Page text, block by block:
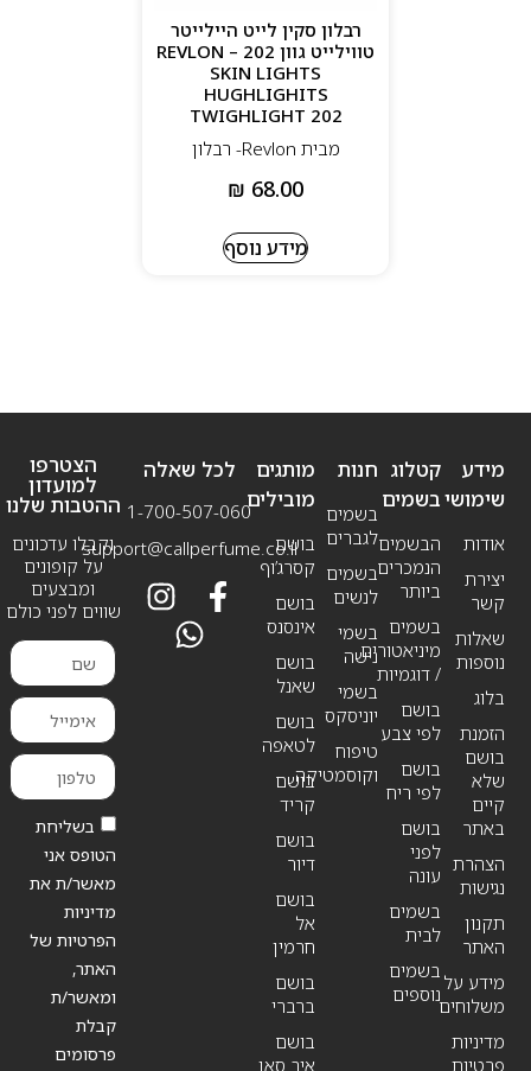
רבלון סקין לייט היילייטר
טווילייט גוון 202 – REVLON
SKIN LIGHTS
HUGHLIGHITS
TWIGHLIGHT 202
מבית Revlon- רבלון
₪ 68.00
מידע נוסף
מידע
שימושי
אודות
יצירת
קשר
שאלות
נוספות
בלוג
הזמנת
בושם
שלא
קיים
באתר
הצהרת
נגישות
תקנון
האתר
מידע על
משלוחים
מדיניות
פרטיות
חנות
בשמים
לגברים
בשמים
לנשים
בשמי
נישה
בשמי
יוניסקס
טיפוח
וקוסמטיקה
קטלוג
בשמים
הבשמים
הנמכרים
ביותר
בשמים
מיניאטורים
/ דוגמיות
בושם
לפי צבע
בושם
לפי ריח
בושם
לפני
עונה
בשמים
לבית
בשמים
נוספים
מותגים
מובילים
בושם
קסרג’וף
בושם
אינסנס
בושם
שאנל
בושם
לטאפה
בושם
קריד
בושם
דיור
בושם
אל
חרמין
בושם
ברברי
בושם
איב סאן
לכל שאלה
1-700-507-060
support@callperfume.co.il
הצטרפו
למועדון
ההטבות שלנו
וקבלו עדכונים
על קופונים
ומבצעים
שווים לפני כולם
בשליחת
הטופס אני
מאשר/ת את
מדיניות
הפרטיות של
האתר,
ומאשר/ת
קבלת
פרסומים